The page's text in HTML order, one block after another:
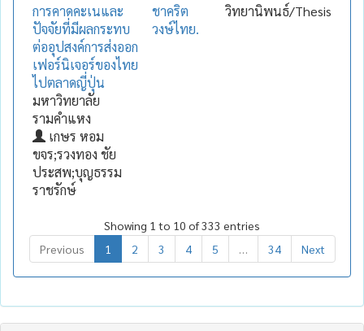
การคาดคะเนและ
ปัจจัยที่มีผลกระทบ
ต่ออุปสงค์การส่งออก
เฟอร์นิเจอร์ของไทย
ไปตลาดญี่ปุ่น
มหาวิทยาลัย
รามคำแหง
เกษร หอม
ขจร;รวงทอง ชัย
ประสพ;บุญธรรม
ราชรักษ์
ชาคริต
วงษ์ไทย.
วิทยานิพนธ์/Thesis
Showing 1 to 10 of 333 entries
Previous
1 2 3 4 5 34 Next